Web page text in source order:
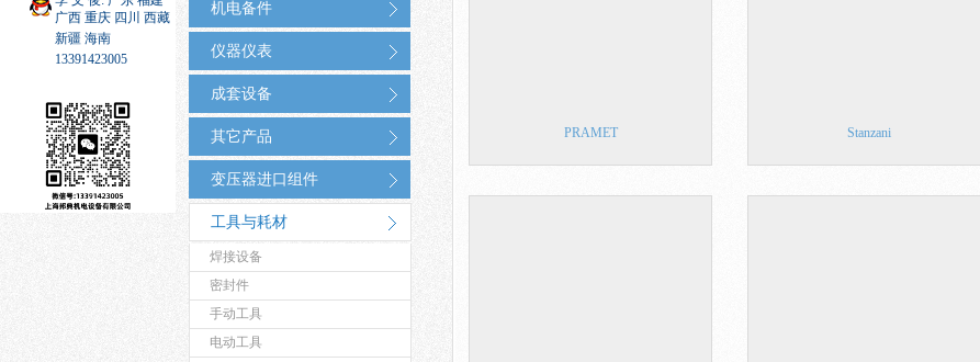
机电备件
仪器仪表
成套设备
其它产品
变压器进口组件
工具与耗材
焊接设备
密封件
手动工具
电动工具
PRAMET Stanzani
广西 重庆 四川 西藏
新疆 海南
13391423005